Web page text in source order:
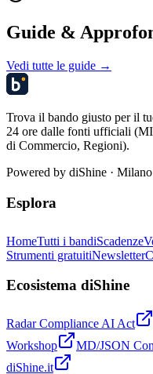
Guide &
Vedi tutte le guide →
Trova il bando giusto per il
24 ore dalle fonti ufficiali
di Commercio, Regioni).
Powered by diShine · Milano
Esplora
HomeTutti i bandiScadenze
Strumenti gratuitiNewsletter
Ecosistema diShine
Radar Compliance AI Act
Workshop
MD/JSON
diShine.it